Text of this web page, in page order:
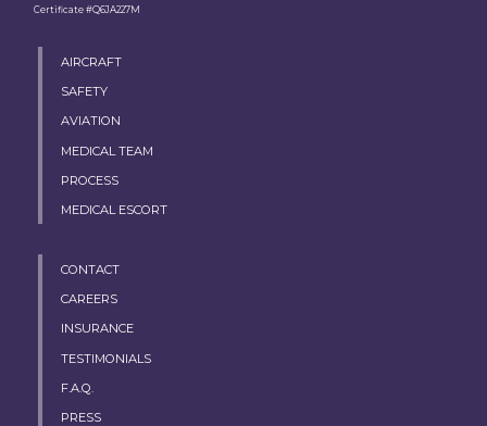
Certificate #Q6JA227M
AIRCRAFT
SAFETY
AVIATION
MEDICAL TEAM
PROCESS
MEDICAL ESCORT
CONTACT
CAREERS
INSURANCE
TESTIMONIALS
F.A.Q.
PRESS